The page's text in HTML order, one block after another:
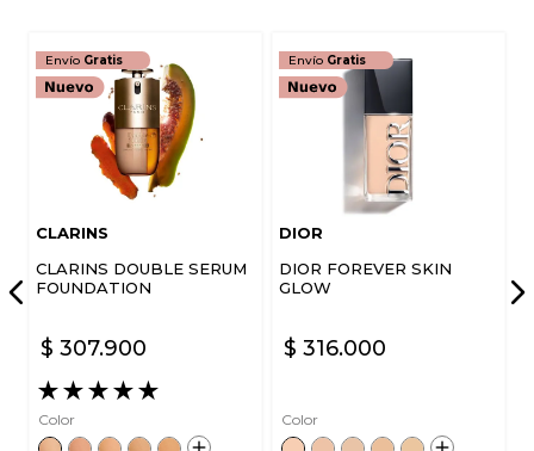
Envío Gratis
CLARINS
CLARINS DOUBLE SERUM
FOUNDATION
$ 307.900
★★★★★
Color
Envío Gratis
DIOR
DIOR FOREVER SKIN
GLOW
$ 316.000
Color